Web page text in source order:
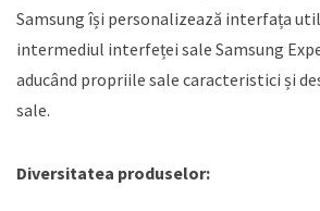
Samsung își personalizează interfața
intermediul interfeței sale Samsung
aducând propriile sale caracteristici și
sale.
Diversitatea produselor: